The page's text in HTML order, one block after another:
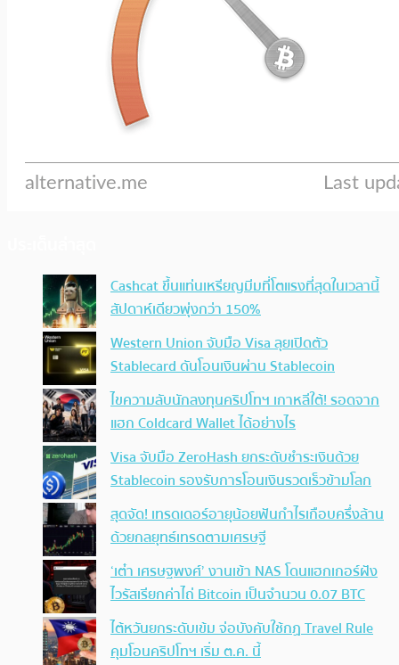
Cashcat ขึ้นแท่นเหรียญมีมที่โตแรงที่สุดในเวลานี้
สัปดาห์เดียวพุ่งกว่า 150%
Western Union จับมือ Visa ลุยเปิดตัว
Stablecard ดันโอนเงินผ่าน Stablecoin
ไขความลับนักลงทุนคริปโทฯ เกาหลีใต้! รอดจาก
แฮก Coldcard Wallet ได้อย่างไร
Visa จับมือ ZeroHash ยกระดับชำระเงินด้วย
Stablecoin รองรับการโอนเงินรวดเร็วข้ามโลก
สุดจัด! เทรดเดอร์อายุน้อยฟันกำไรเกือบครึ่งล้าน
ด้วยกลยุทธ์เทรดตามเศรษฐี
‘เต๋า เศรษฐพงศ์’ งานเข้า NAS โดนแฮกเกอร์ฝัง
ไวรัสเรียกค่าไถ่ Bitcoin เป็นจำนวน 0.07 BTC
ไต้หวันยกระดับเข้ม จ่อบังคับใช้กฏ Travel Rule
คุมโอนคริปโทฯ เริ่ม ต.ค. นี้